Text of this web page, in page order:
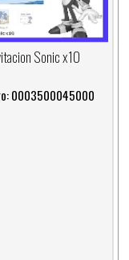
Sonic x10
0003500045000